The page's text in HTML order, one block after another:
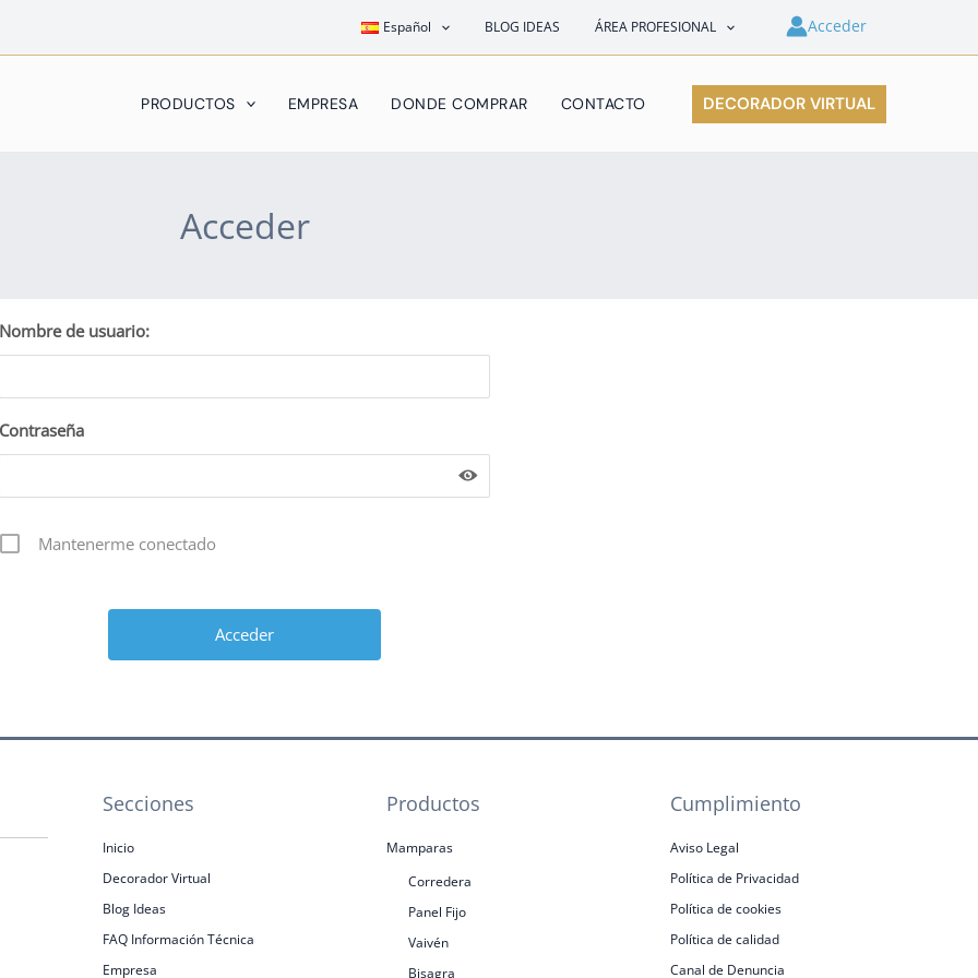
Español BLOG IDEAS ÁREA PROFESIONAL Acceder
PRODUCTOS EMPRESA DONDE COMPRAR CONTACTO DECORADOR VIRTUAL
Acceder
Nombre de usuario:
Contraseña
Mantenerme conectado
Secciones
Inicio
Decorador Virtual
Blog Ideas
FAQ Información Técnica
Empresa
Productos
Mamparas
Corredera
Panel Fijo
Vaivén
Bisagra
Cumplimiento
Aviso Legal
Política de Privacidad
Política de cookies
Política de calidad
Canal de Denuncia